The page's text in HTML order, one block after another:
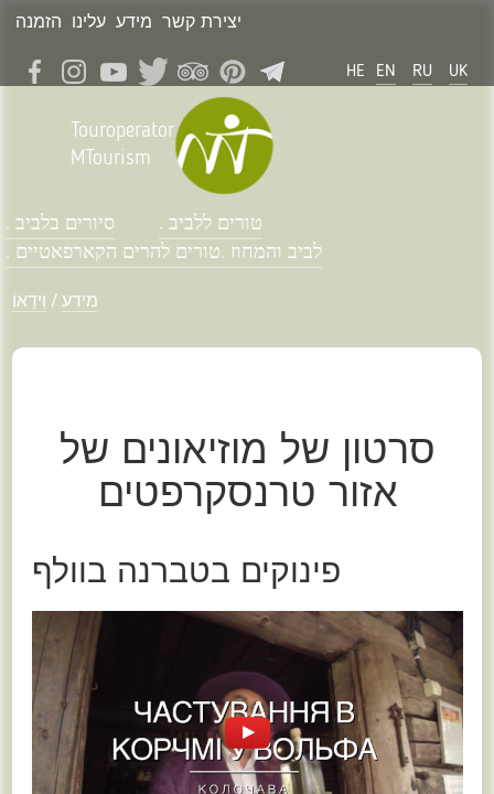
הזמנה עלינו מידע יצירת קשר
UK
RU
EN
HE
Touroperator
MTourism
טורים ללביב .
סיורים בלביב .
לביב והמחוז .טורים להרים הקארפאטיים .
מידע / וִידֵאוֹ
סרטון של מוזיאונים של
אזור טרנסקרפטים
פינוקים בטברנה בוולף